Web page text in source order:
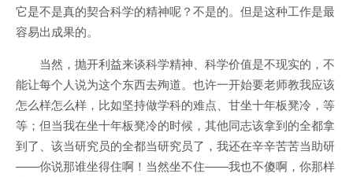
它是不是真的契合科学的精神呢？不是的。但是这种工作是最
容易出成果的。
当然，抛开利益来谈科学精神、科学价值是不现实的，不
能让每个人说为这个东西去殉道。也许一开始要老师教我应该
怎么样怎么样，比如坚持做学科的难点、甘坐十年板凳冷，等
等；但当我在坐十年板凳冷的时候，其他同志该拿到的全都拿
到了、该当研究员的全都当研究员了，我还在辛辛苦苦当助研
——你说那谁坐得住啊！当然坐不住——我也不傻啊，你那样